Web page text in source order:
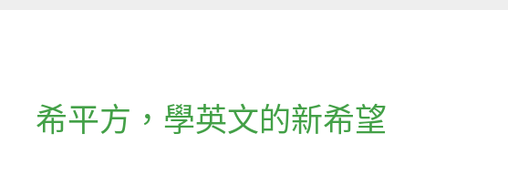
希平方 ， 學英文的新希望